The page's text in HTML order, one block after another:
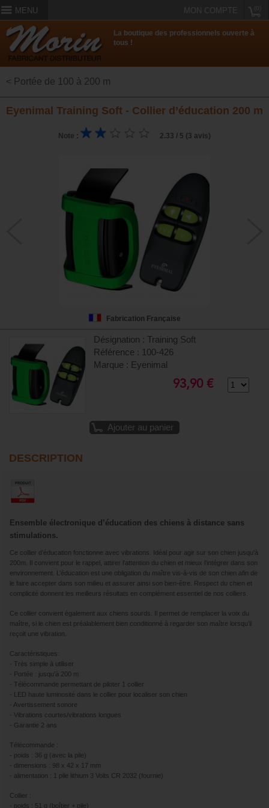
MENU MON COMPTE
La boutique des professionnels ouverte à
tous !
< Portée de 100 à 200 m
Eyenimal Training Soft - Collier d’éducation 200 m
Note : 2.33 / 5 (3 avis)
Fabrication Française
Désignation : Training Soft
Référence : 100-426
Marque : Eyenimal
93,90 €
Ajouter au panier
DESCRIPTION
Ensemble électronique d’éducation des chiens à distance sans
stimulations.
Ce collier d’éducation fonctionne avec vibrations. Idéal pour agir sur son chien jusqu’à
200m. Il convient pour le rappel, attirer l’attention du chien et mieux l’intégrer dans son
environnement. L’éducation est une obligation du maître vis-à-vis de son chien afin de
le faire accepter dans son milieu et assurer ainsi son bien-être. Respect du chien et
complicité donnent les meilleurs résultats en complément essentiel de nos colliers.
Ce collier convient également aux chiens sourds. Il permet de remplacer la voix du
maître, si le chien est préalablement bien conditionné à regarder son maître lorsqu’il
reçoit une vibration.
Caractéristiques:
- Très simple à utiliser
- Portée : jusqu’à 200 m
- Télécommande permettant de piloter 1 collier
- LED haute luminosité dans le collier pour localiser son chien
- Avertissement sonore
- Vibrations courtes/vibrations longues
- Garantie 2 ans
Télécommande :
- poids : 36 g (avec la pile)
- dimensions : 98 x 42 x 17 mm
- alimentation : 1 pile lithium 3 Volts CR 2032 (fournie)
Collier :
- poids : 51 g (boîtier + pile)